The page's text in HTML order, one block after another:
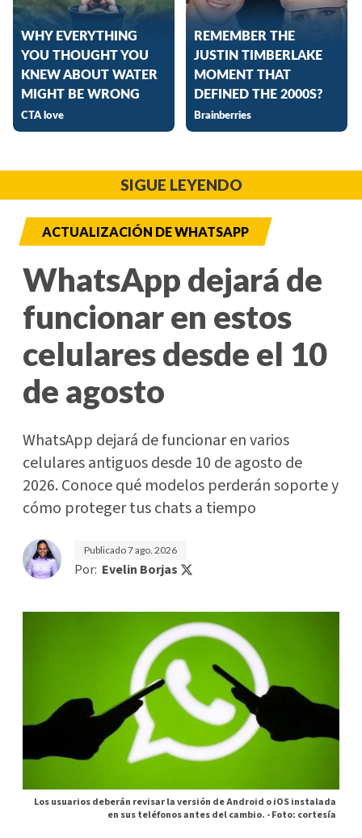
SIGUE LEYENDO
ACTUALIZACIÓN DE WHATSAPP
WhatsApp dejará de
funcionar en estos
celulares desde el 10
de agosto
WhatsApp dejará de funcionar en varios
celulares antiguos desde 10 de agosto de
2026. Conoce qué modelos perderán soporte y
cómo proteger tus chats a tiempo
Publicado7 ago. 2026
Por: Evelin Borjas
Los usuarios deberán revisar la versión de Android o iOS instalada
en sus teléfonos antes del cambio. -Foto: cortesía